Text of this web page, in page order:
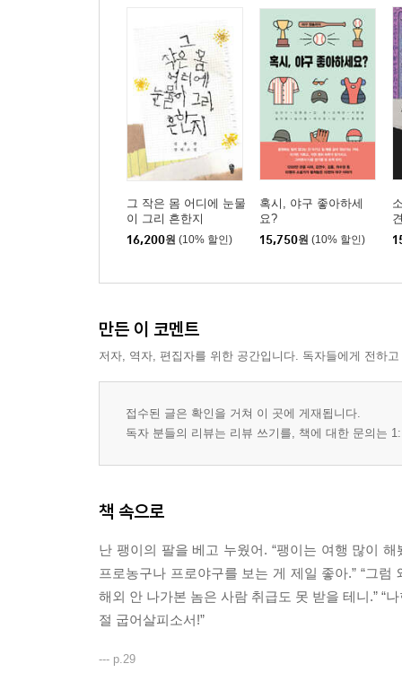
그 작은 몸 어디에 눈물
이 그리 흔한지
16,200원 (10% 할인)
혹시, 야구 좋아하세
요?
15,750원 (10% 할인)
만든 이 코멘트
저자, 역자, 편집자를 위한 공간입니다. 독자들에게 전하
접수된 글은 확인을 거쳐 이 곳에 게재됩니다.
독자 분들의 리뷰는 리뷰 쓰기를, 책에 대한 문의는
책 속으로
난 팽이의 팔을 베고 누웠어. “팽이는 여행 많이 해
프로농구나 프로야구를 보는 게 제일 좋아.” “그
해외 안 나가본 놈은 사람 취급도 못 받을 테니.” “
절 굽어살피소서!”
--- p.29